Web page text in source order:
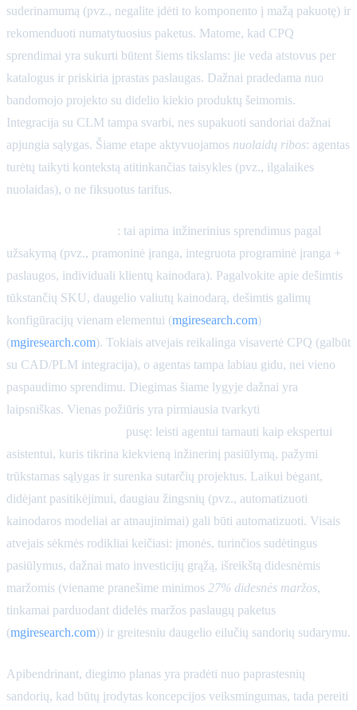
suderinamumą (pvz., negalite įdėti to komponento į mažą pakuotę) ir
rekomenduoti numatytuosius paketus. Matome, kad CPQ
sprendimai yra sukurti būtent šiems tikslams: jie veda atstovus per
katalogus ir priskiria įprastas paslaugas. Dažnai pradedama nuo
bandomojo projekto su didelio kiekio produktų šeimomis.
Integracija su CLM tampa svarbi, nes supakuoti sandoriai dažnai
apjungia sąlygas. Šiame etape aktyvuojamos nuolaidų ribos: agentas
turėtų taikyti kontekstą atitinkančias taisykles (pvz., ilgalaikes
nuolaidas), o ne fiksuotus tarifus.
: tai apima inžinerinius sprendimus pagal
užsakymą (pvz., pramoninė įranga, integruota programinė įranga +
paslaugos, individuali klientų kainodara). Pagalvokite apie dešimtis
tūkstančių SKU, daugelio valiutų kainodarą, dešimtis galimų
konfigūracijų vienam elementui (mgiresearch.com)
(mgiresearch.com). Tokiais atvejais reikalinga visavertė CPQ (galbūt
su CAD/PLM integracija), o agentas tampa labiau gidu, nei vieno
paspaudimo sprendimu. Diegimas šiame lygyje dažnai yra
laipsniškas. Vienas požiūris yra pirmiausia tvarkyti
pusę: leisti agentui tarnauti kaip ekspertui
asistentui, kuris tikrina kiekvieną inžinerinį pasiūlymą, pažymi
trūkstamas sąlygas ir surenka sutarčių projektus. Laikui bėgant,
didėjant pasitikėjimui, daugiau žingsnių (pvz., automatizuoti
kainodaros modeliai ar atnaujinimai) gali būti automatizuoti. Visais
atvejais sėkmės rodikliai keičiasi: įmonės, turinčios sudėtingus
pasiūlymus, dažnai mato investicijų grąžą, išreikštą didesnėmis
maržomis (viename pranešime minimos 27% didesnės maržos,
tinkamai parduodant didelės maržos paslaugų paketus
(mgiresearch.com)) ir greitesniu daugelio eilučių sandorių sudarymu.
Apibendrinant, diegimo planas yra pradėti nuo paprastesnių
sandorių, kad būtų įrodytas koncepcijos veiksmingumas, tada pereiti